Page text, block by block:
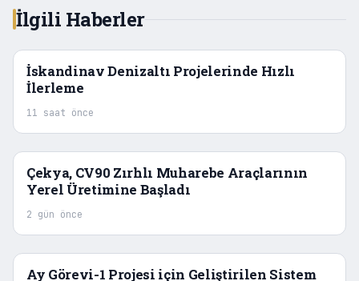
İlgili Haberler
İskandinav Denizaltı Projelerinde Hızlı
İlerleme
11 saat önce
Çekya, CV90 Zırhlı Muharebe Araçlarının
Yerel Üretimine Başladı
2 gün önce
Ay Görevi-1 Projesi için Geliştirilen Sistem